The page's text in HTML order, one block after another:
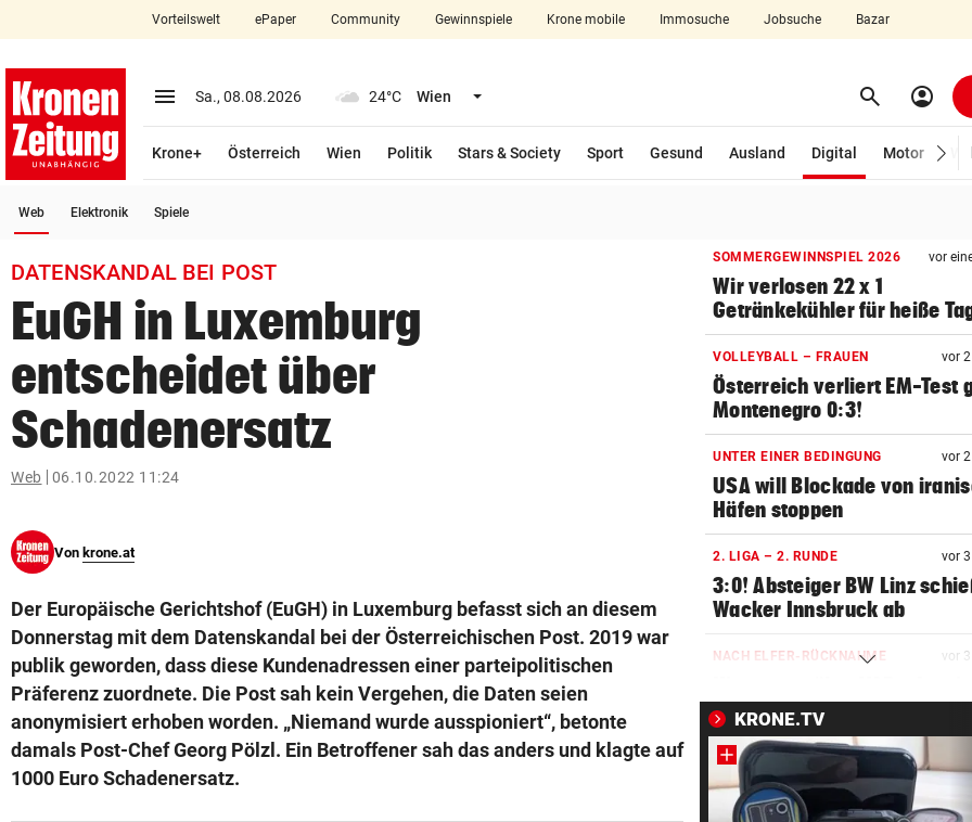
closeSchließen
account_circle Anmelden
arrow_right
pin_drop
bookmark
search
Suchbegriff
eingeben
Muthgasse 2, 1190 Wien
Vorteilswelt ePaper Community Gewinnspiele Krone mobile Immosuche Jobsuche Bazar
menu Menü aufklappen
Sa., 08.08.2026 24°C Wien Menü aufklappen search Suchen
account_circle
Krone+ Österreich Wien Politik Stars & Society Sport Gesund Ausland Digital
Motor
Web Elektronik Spiele
DATENSKANDAL BEI POST
EuGH in Luxemburg
entscheidet über
Schadenersatz
Web 06.10.2022 11:24
Von krone.at
Der Europäische Gerichtshof (EuGH) in Luxemburg befasst sich an diesem
Donnerstag mit dem Datenskandal bei der Österreichischen Post. 2019 war
publik geworden, dass diese Kundenadressen einer parteipolitischen
Präferenz zuordnete. Die Post sah kein Vergehen, die Daten seien
anonymisiert erhoben worden. „Niemand wurde ausspioniert“, betonte
damals Post-Chef Georg Pölzl. Ein Betroffener sah das anders und klagte auf
1000 Euro Schadenersatz.
SOMMERGEWINNSPIEL 2026 vor
Wir verlosen 22 x 1
Getränkekühler für heiße
VOLLEYBALL – FRAUEN vor
Österreich verliert EM-Test
Montenegro 0:3!
UNTER EINER BEDINGUNG vor
USA will Blockade von
Häfen stoppen
2. LIGA – 2. RUNDE vor
3:0! Absteiger BW Linz
Wacker Innsbruck ab
NACH ELFER-RÜCKNAHME vor
absoluter Skandal!“
WEGEN CEUTA-KRISE vor
Spanien kontert: Jetzt
Grenzkontrollen für Italien
KRONE.TV